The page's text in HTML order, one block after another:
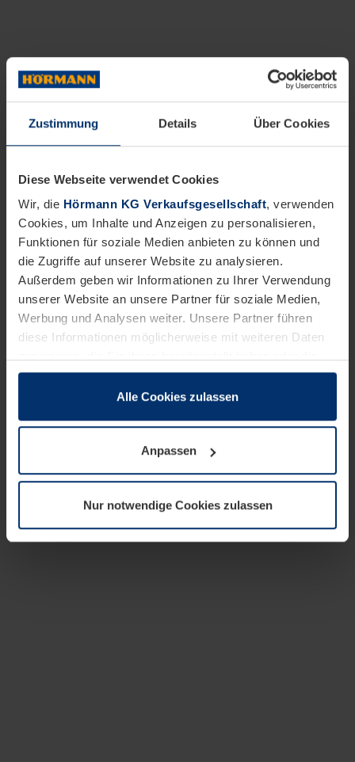
Zustimmung Details Über Cookies
Diese Webseite verwendet Cookies
Wir, die Hörmann KG Verkaufsgesellschaft, verwenden
Cookies, um Inhalte und Anzeigen zu personalisieren,
Funktionen für soziale Medien anbieten zu können und
die Zugriffe auf unserer Website zu analysieren.
Außerdem geben wir Informationen zu Ihrer Verwendung
unserer Website an unsere Partner für soziale Medien,
Werbung und Analysen weiter. Unsere Partner führen
diese Informationen möglicherweise mit weiteren Daten
sie im Rahmen Ihrer Nutzung der Dienste gesammelt
wenn diese für den Betrieb dieser Seite unbedingt
notwendig sind. Für alle anderen Cookie-Typen benötigen
wir Ihre Erlaubnis. Ihre Einwilligung können Sie jederzeit
Datenschutzerklärungunserer Website ändern oder
widerrufen.
Alle Cookies zulassen
Anpassen
Nur notwendige Cookies zulassen